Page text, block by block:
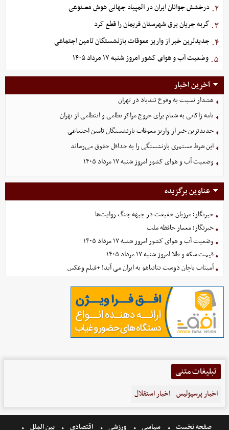
۲. درخشش جوانان ایران در المپیاد جهانی هوش مصنوعی
۳. گربه جریان برق شهرستان فریمان را قطع کرد
۴. جدیدترین خبر از واریز معوقات بازنشستگان تامین اجتماعی
۵. وضعیت آب و هوای کشور امروز شنبه ۱۷ مرداد ۱۴۰۵
آخرین اخبار
هشدار نسبت به وقوع تندباد در تهران
نامه زاکانی به شعام برای خروج مراکز نظامی و انتظامی از تهران
جدیدترین خبر از واریز معوقات بازنشستگان تامین اجتماعی
این شرط مستمری بازنشستگی را به حداقل حقوق می‌رساند
وضعیت آب و هوای کشور امروز شنبه ۱۷ مرداد ۱۴۰۵
عناوین برگزیده
خبرنگار؛ مرزبان حقیقت در جبهه جنگ روایت‌ها
خبرنگار؛ معمار حافظه ملت
وضعیت آب و هوای کشور امروز شنبه ۱۷ مرداد ۱۴۰۵
قیمت سکه و طلا امروز شنبه ۱۷ مرداد ۱۴۰۵
آمیتاب باچان دوست نتانیاهو به ایران می آید! +فیلم وعکس
تبلیغات متنی
اخبار پرسپولیس اخبار استقلال
صفحه نخست سیاسی ورزشی اقتصادی بین الملل